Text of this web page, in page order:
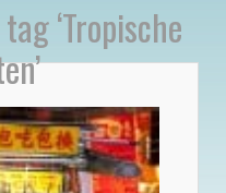
‘Tropische